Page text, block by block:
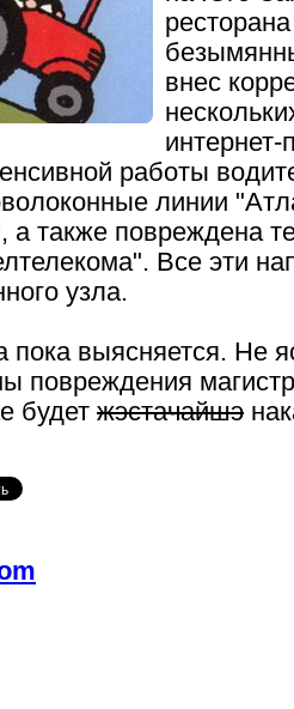
внес
работы
линии
а также повреждена
Все эти
узла.
выясняется. Не
повреждения
будет жэстачайшэ